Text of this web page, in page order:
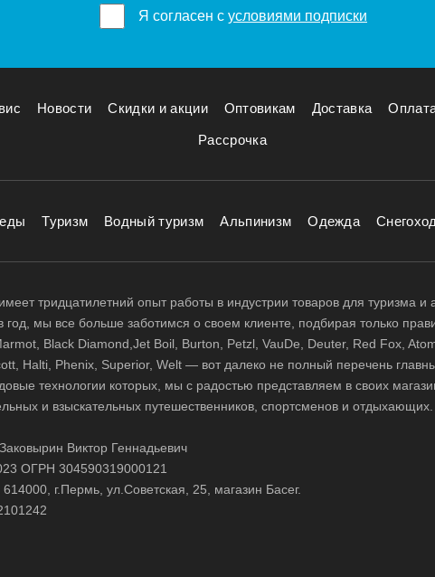
Я согласен с условиями подписки
Новости Скидки и акции Оптовикам Доставка
Рассрочка
Туризм Водный туризм Альпинизм Одежда
тридцатилетний опыт работы в индустрии товаров для туризма и
год, мы все больше заботимся о своем клиенте, подбирая только
Black Diamond,Jet Boil, Burton, Petzl, VauDe, Deuter, Red Fox,
Halti, Phenix, Superior, Welt — вот далеко не полный перечень
технологии которых, мы с радостью представляем в своих
и взыскательных путешественников, спортсменов и отдыхающих.
Виктор Геннадьевич
ОГРН 304590319000121
г.Пермь, ул.Советская, 25, магазин Басег.